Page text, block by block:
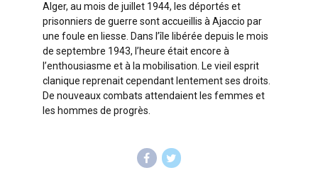
Alger, au mois de juillet 1944, les déportés et
prisonniers de guerre sont accueillis à Ajaccio par
une foule en liesse. Dans l’île libérée depuis le mois
de septembre 1943, l’heure était encore à
l’enthousiasme et à la mobilisation. Le vieil esprit
clanique reprenait cependant lentement ses droits.
De nouveaux combats attendaient les femmes et
les hommes de progrès.